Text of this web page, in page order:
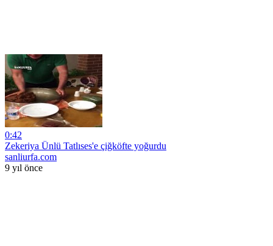
0:42
Zekeriya Ünlü Tatlıses'e çiğköfte yoğurdu
sanliurfa.com
9 yıl önce